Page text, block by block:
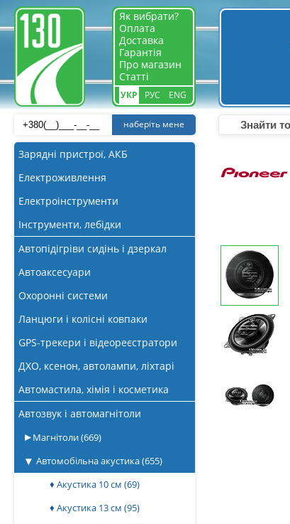
Як вибрати?
Оплата
Доставка
Гарантія
Про магазин
Статті
УКР РУС ENG
наберіть мене
Зарядні пристрої, АКБ
Електроживлення
Електроінструменти
Інструменти, лебідки
Автопідігріви сидінь і дзеркал
Автоаксесуари
Охоронні системи
Ланцюги і колісні ковпаки
GPS-трекери і відеореєстратори
ДХО, ксенон, автолампи, ліхтарі
Автомастила, хімія і косметика
Автозвук і автомагнітоли
Магнітоли(669)
Автомобільна акустика(655)
♦ Акустика 10 см (69)
♦ Акустика 13 см (95)